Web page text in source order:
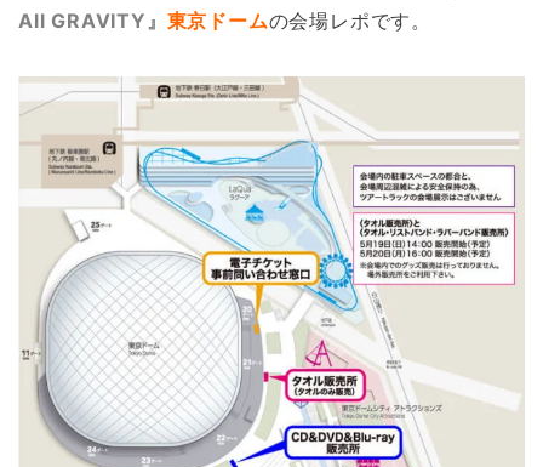
All GRAVITY』 東京ドームの会場レポです。